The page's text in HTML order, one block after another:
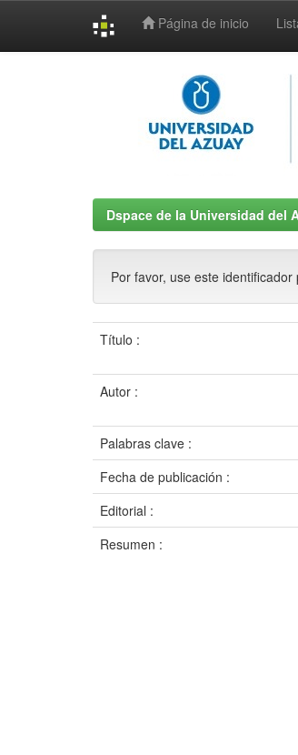
Página de inicio
Dspace de la Universidad del
Por favor, use este
Título :
Autor :
Palabras clave :
Fecha de publicación :
Editorial :
Resumen :